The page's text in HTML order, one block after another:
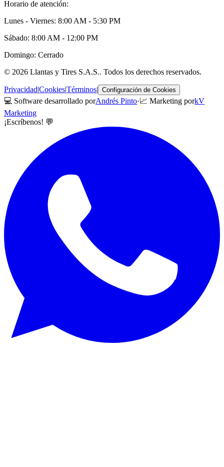
Horario de atención:
Lunes - Viernes: 8:00 AM - 5:30 PM
Sábado: 8:00 AM - 12:00 PM
Domingo: Cerrado
© 2026 Llantas y Tires S.A.S.. Todos los derechos reservados.
Privacidad|Cookies|Términos| Configuración de Cookies
💻 Software desarrollado porAndrés Pinto·📈 Marketing porkV
Marketing
¡Escríbenos! 💬